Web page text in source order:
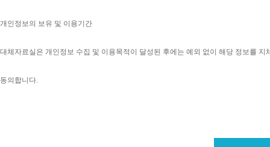
개인정보의 보유 및 이용기간
대체자료실은 개인정보 수집 및 이용목적이 달성된 후에는 예외 없이 해당 정보를 지
동의합니다.